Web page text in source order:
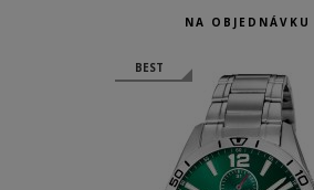
NA OBJEDNÁVKU
BEST